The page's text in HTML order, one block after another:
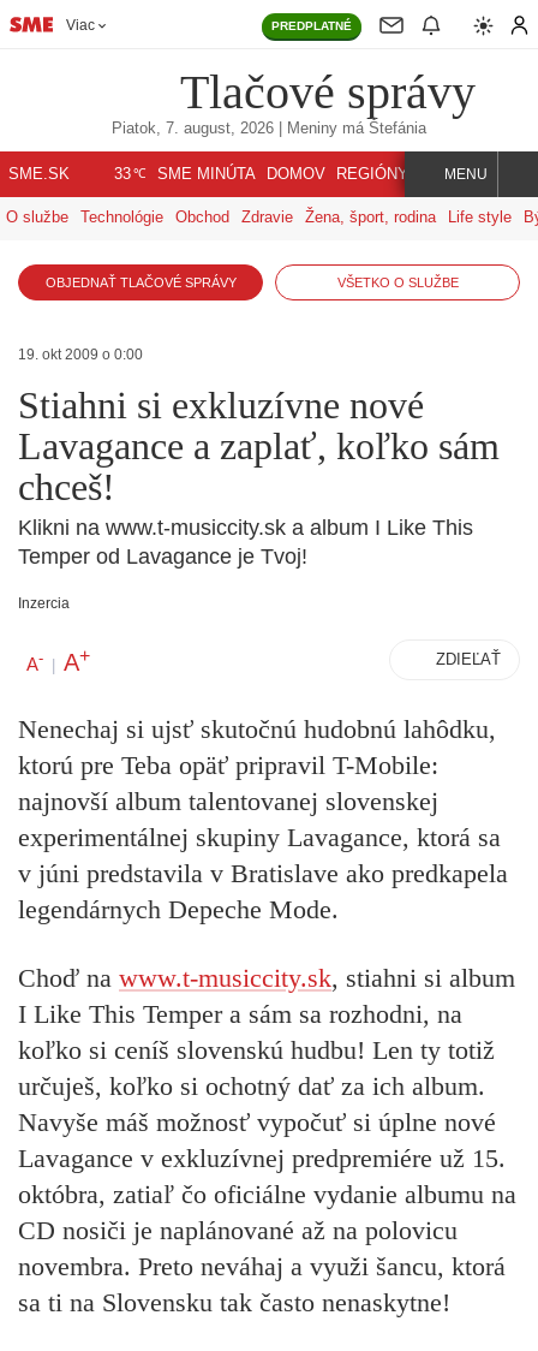
Viac PREDPLATNÉ
Tlačové správy
Piatok, 7. august, 2026 | Meniny má Štefánia
SME.SK 33℃ SME MINÚTA DOMOV REGIÓNY INDEX SVET
MENU
O službe Technológie Obchod Zdravie Žena, šport, rodina Life style
OBJEDNAŤ TLAČOVÉ SPRÁVY VŠETKO O SLUŽBE
19. okt 2009 o 0:00
Stiahni si exkluzívne nové
Lavagance a zaplať, koľko sám
chceš!
Klikni na www.t-musiccity.sk a album I Like This
Temper od Lavagance je Tvoj!
Inzercia
A- | A+ ZDIEĽAŤ
Nenechaj si ujsť skutočnú hudobnú lahôdku,
ktorú pre Teba opäť pripravil T-Mobile:
najnovší album talentovanej slovenskej
experimentálnej skupiny Lavagance, ktorá sa
v júni predstavila v Bratislave ako predkapela
legendárnych Depeche Mode.
Choď na www.t-musiccity.sk, stiahni si album
I Like This Temper a sám sa rozhodni, na
koľko si ceníš slovenskú hudbu! Len ty totiž
určuješ, koľko si ochotný dať za ich album.
Navyše máš možnosť vypočuť si úplne nové
Lavagance v exkluzívnej predpremiére už 15.
októbra, zatiaľ čo oficiálne vydanie albumu na
CD nosiči je naplánované až na polovicu
novembra. Preto neváhaj a využi šancu, ktorá
sa ti na Slovensku tak často nenaskytne!